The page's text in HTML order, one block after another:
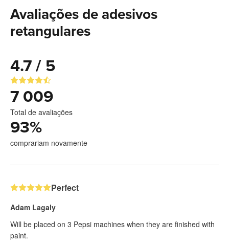
Avaliações de adesivos
retangulares
4.7 / 5
7 009
Total de avaliações
93%
comprariam novamente
Perfect
Adam Lagaly
Will be placed on 3 Pepsi machines when they are finished with
paint.